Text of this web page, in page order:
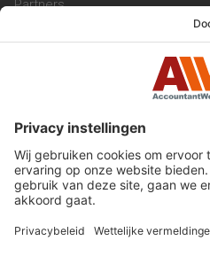
Partners
Privacy Statement
Algemene Voorwaarden
Privacyinstellingen